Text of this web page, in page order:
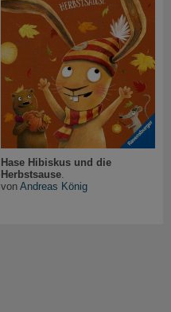
Hase Hibiskus und die
Herbstsause
von Andreas König